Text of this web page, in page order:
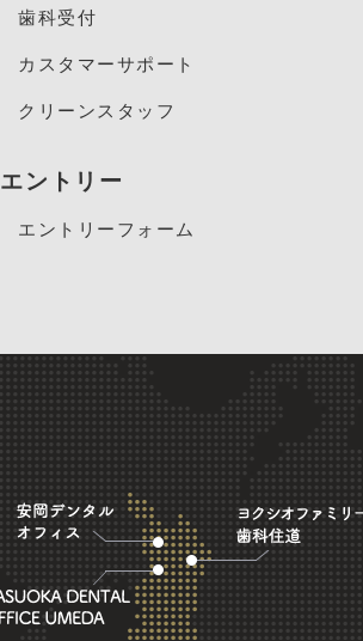
歯科受付
カスタマーサポート
クリーンスタッフ
エントリー
エントリーフォーム